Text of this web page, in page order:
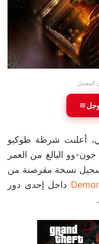
المفضل
أعلنت شرطة طوكيو
وو البالغ من العمر
داخل إحدى دور